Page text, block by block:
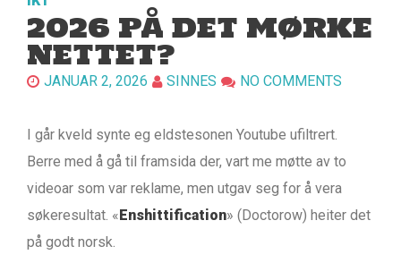
2026 PÅ DET MØRKE
NETTET?
JANUAR 2, 2026 SINNES NO COMMENTS
I går kveld synte eg eldstesonen Youtube ufiltrert.
Berre med å gå til framsida der, vart me møtte av to
videoar som var reklame, men utgav seg for å vera
søkeresultat. «Enshittification» (Doctorow) heiter det
på godt norsk.